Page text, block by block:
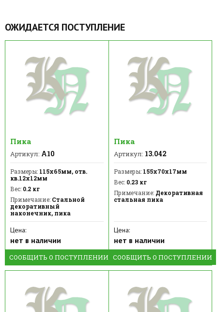
ОЖИДАЕТСЯ ПОСТУПЛЕНИЕ
Пика
Артикул: А10
Размеры: 115х65мм, отв.
кв.12х12мм
Вес: 0.2 кг
Примечание: Стальной
декоративный
наконечник, пика
Цена:
нет в наличии
СООБЩИТЬ О ПОСТУПЛЕНИИ
Пика
Артикул: 13.042
Размеры:155х70х17мм
Вес:0.23 кг
Примечание:Декоративная
стальная пика
Цена:
нет в наличии
СООБЩИТЬ О ПОСТУПЛЕНИИ